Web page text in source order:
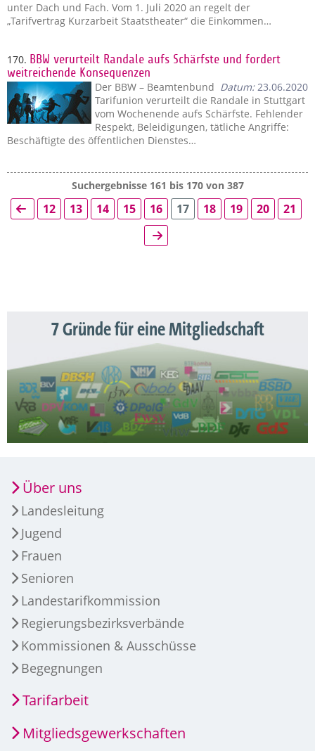
unter Dach und Fach. Vom 1. Juli 2020 an regelt der
„Tarifvertrag Kurzarbeit Staatstheater“ die Einkommen…
170. BBW verurteilt Randale aufs Schärfste und fordert
weitreichende Konsequenzen
Datum:23.06.2020
Der BBW – Beamtenbund
Tarifunion verurteilt die Randale in Stuttgart
vom Wochenende aufs Schärfste. Fehlender
Respekt, Beleidigungen, tätliche Angriffe:
Beschäftigte des öffentlichen Dienstes…
Suchergebnisse 161 bis 170 von 387
12 13 14 15 16 17 18 19 20 21
7 Gründe für eine Mitgliedschaft
Über uns
Landesleitung
Jugend
Frauen
Senioren
Landestarifkommission
Regierungsbezirksverbände
Kommissionen & Ausschüsse
Begegnungen
Tarifarbeit
Mitgliedsgewerkschaften